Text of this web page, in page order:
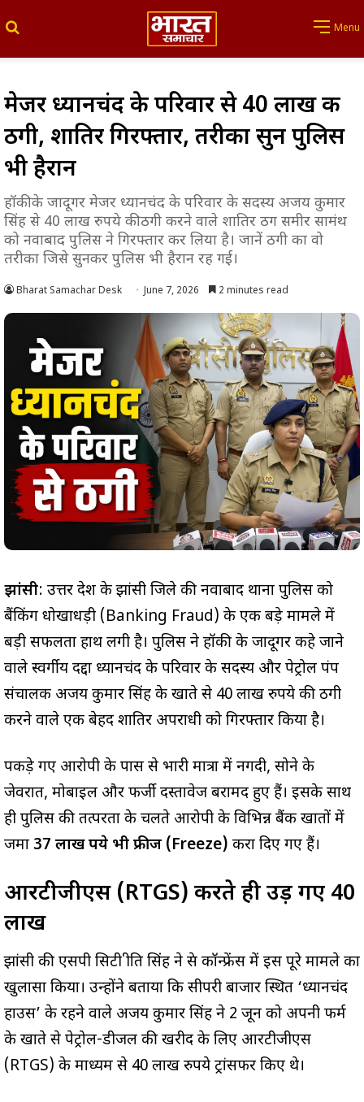
Menu
मेजर ध्यानचंद के परिवार से ₹40 लाख की
ठगी, शातिर गिरफ्तार, तरीका सुन पुलिस
भी हैरान
हॉकी के जादूगर मेजर ध्यानचंद के परिवार के सदस्य अजय कुमार
सिंह से 40 लाख रुपये की ठगी करने वाले शातिर ठग समीर सामंथ
को नवाबाद पुलिस ने गिरफ्तार कर लिया है। जानें ठगी का वो
तरीका जिसे सुनकर पुलिस भी हैरान रह गई।
Bharat Samachar Desk June 7, 2026 2 minutes read
झांसी: उत्तर प्रदेश के झांसी जिले की नवाबाद थाना पुलिस को
बैंकिंग धोखाधड़ी (Banking Fraud) के एक बड़े मामले में
बड़ी सफलता हाथ लगी है। पुलिस ने हॉकी के जादूगर कहे जाने
वाले स्वर्गीय दद्दा ध्यानचंद के परिवार के सदस्य और पेट्रोल पंप
संचालक अजय कुमार सिंह के खाते से 40 लाख रुपये की ठगी
करने वाले एक बेहद शातिर अपराधी को गिरफ्तार किया है।
पकड़े गए आरोपी के पास से भारी मात्रा में नगदी, सोने के
जेवरात, मोबाइल और फर्जी दस्तावेज बरामद हुए हैं। इसके साथ
ही पुलिस की तत्परता के चलते आरोपी के विभिन्न बैंक खातों में
जमा 37 लाख रुपये भी फ्रीज (Freeze) करा दिए गए हैं।
आरटीजीएस (RTGS) करते ही उड़ गए ₹40
लाख
झांसी की एसपी सिटी प्रीति सिंह ने प्रेस कॉन्फ्रेंस में इस पूरे मामले का
खुलासा किया। उन्होंने बताया कि सीपरी बाजार स्थित ‘ध्यानचंद
हाउस’ के रहने वाले अजय कुमार सिंह ने 2 जून को अपनी फर्म
के खाते से पेट्रोल-डीजल की खरीद के लिए आरटीजीएस
(RTGS) के माध्यम से 40 लाख रुपये ट्रांसफर किए थे।